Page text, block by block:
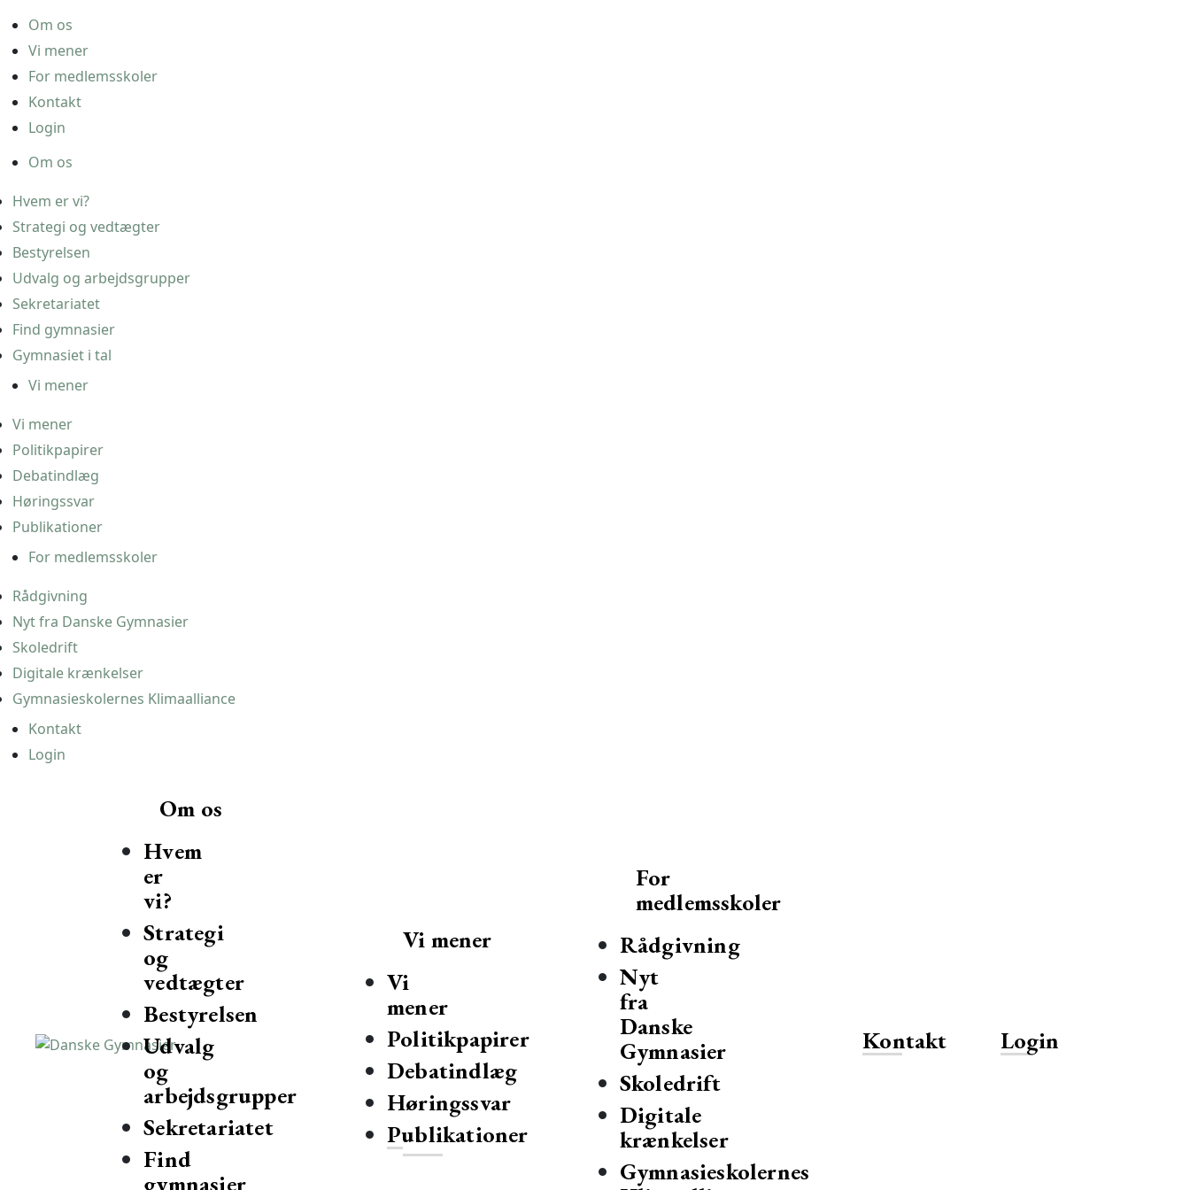
Om os
Vi mener
For medlemsskoler
Kontakt
Login
Om os
Hvem er vi?
Strategi og vedtægter
Bestyrelsen
Udvalg og arbejdsgrupper
Sekretariatet
Find gymnasier
Gymnasiet i tal
Vi mener
Vi mener
Politikpapirer
Debatindlæg
Høringssvar
Publikationer
For medlemsskoler
Rådgivning
Nyt fra Danske Gymnasier
Skoledrift
Digitale krænkelser
Gymnasieskolernes Klimaalliance
Kontakt
Login
Danske Gymnasier
Danske Gymnasier er interesseorganisation for de almene gymnasier og hf-kurser i Danmark.
Om os
Hvem
er
vi?
Strategi
og
vedtægter
Bestyrelsen
Udvalg
og
arbejdsgrupper
Sekretariatet
Find
gymnasier
Vi mener
Vi
mener
Politikpapirer
Debatindlæg
Høringssvar
Publikationer
For
medlemsskoler
Rådgivning
Nyt
fra
Danske
Gymnasier
Skoledrift
Digitale
krænkelser
Gymnasieskolernes
Kontakt Login